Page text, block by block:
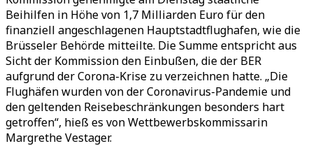
Beihilfen in Höhe von 1,7 Milliarden Euro für den
finanziell angeschlagenen Hauptstadtflughafen, wie die
Brüsseler Behörde mitteilte. Die Summe entspricht aus
Sicht der Kommission den Einbußen, die der BER
aufgrund der Corona-Krise zu verzeichnen hatte. „Die
Flughäfen wurden von der Coronavirus-Pandemie und
den geltenden Reisebeschränkungen besonders hart
getroffen“, hieß es von Wettbewerbskommissarin
Margrethe Vestager.